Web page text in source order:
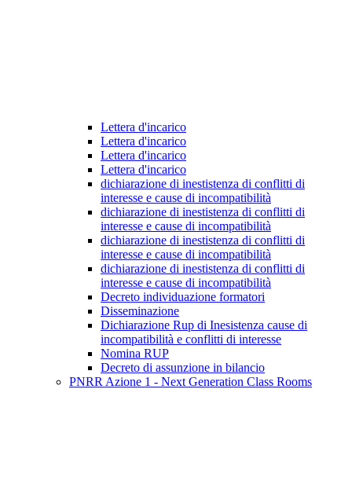
Lettera d'incarico
Lettera d'incarico
Lettera d'incarico
Lettera d'incarico
dichiarazione di inestistenza di conflitti di
interesse e cause di incompatibilità
dichiarazione di inestistenza di conflitti di
interesse e cause di incompatibilità
dichiarazione di inestistenza di conflitti di
interesse e cause di incompatibilità
dichiarazione di inestistenza di conflitti di
interesse e cause di incompatibilità
Decreto individuazione formatori
Disseminazione
Dichiarazione Rup di Inesistenza cause di
incompatibilità e conflitti di interesse
Nomina RUP
Decreto di assunzione in bilancio
PNRR Azione 1 - Next Generation Class Rooms